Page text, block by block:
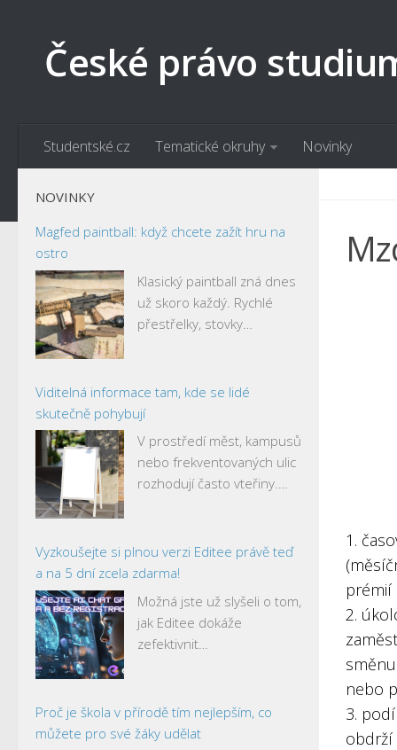
České právo
Studentské.cz Tematické okruhy Novinky
1.
prémií
2.
nebo
3.
obdrží
NOVINKY
Magfed paintball: když chcete zažít hru na
ostro
Klasický paintball zná dnes
už skoro každý. Rychlé
přestřelky, stovky…
Viditelná informace tam, kde se lidé
skutečně pohybují
V prostředí měst, kampusů
nebo frekventovaných ulic
rozhodují často vteřiny.…
Vyzkoušejte si plnou verzi Editee právě teď
a na 5 dní zcela zdarma!
Možná jste už slyšeli o tom,
jak Editee dokáže
zefektivnit…
Proč je škola v přírodě tím nejlepším, co
můžete pro své žáky udělat